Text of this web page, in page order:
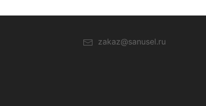
zakaz@sanusel.ru